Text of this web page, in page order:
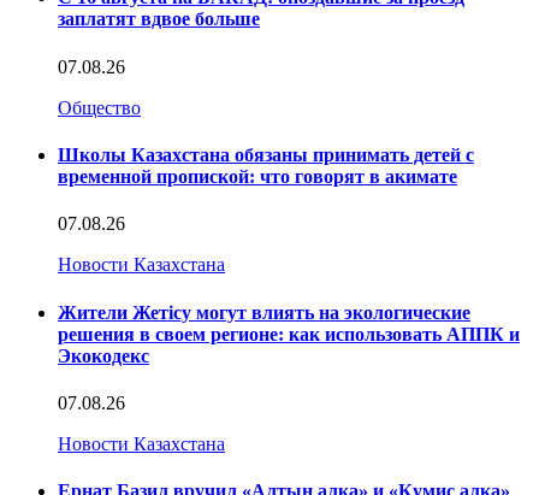
заплатят вдвое больше
07.08.26
Общество
Школы Казахстана обязаны принимать детей с
временной пропиской: что говорят в акимате
07.08.26
Новости Казахстана
Жители Жетісу могут влиять на экологические
решения в своем регионе: как использовать АППК и
Экокодекс
07.08.26
Новости Казахстана
Ернат Базил вручил «Алтын алка» и «Кумис алка»